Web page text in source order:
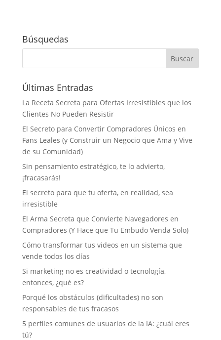
Búsquedas
Últimas Entradas
La Receta Secreta para Ofertas Irresistibles que los
Clientes No Pueden Resistir
El Secreto para Convertir Compradores Únicos en
Fans Leales (y Construir un Negocio que Ama y Vive
de su Comunidad)
Sin pensamiento estratégico, te lo advierto,
¡fracasarás!
El secreto para que tu oferta, en realidad, sea
irresistible
El Arma Secreta que Convierte Navegadores en
Compradores (Y Hace que Tu Embudo Venda Solo)
Cómo transformar tus videos en un sistema que
vende todos los días
Si marketing no es creatividad o tecnología,
entonces, ¿qué es?
Porqué los obstáculos (dificultades) no son
responsables de tus fracasos
5 perfiles comunes de usuarios de la IA: ¿cuál eres
tú?